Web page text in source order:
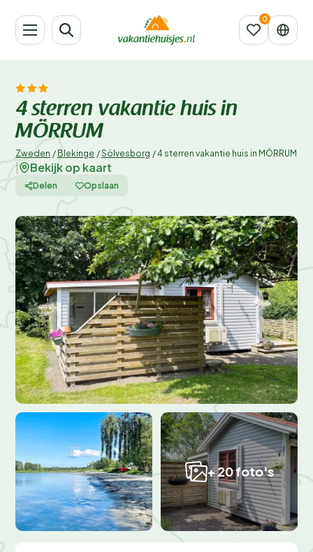
4 sterren vakantie huis in
MÖRRUM
Zweden / Blekinge /Sölvesborg /4 sterren vakantie huis in MÖRRUM
Bekijk op kaart
Delen Opslaan
+ 20 foto's